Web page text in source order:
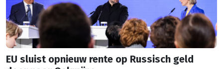
EU sluist opnieuw rente op Russisch geld